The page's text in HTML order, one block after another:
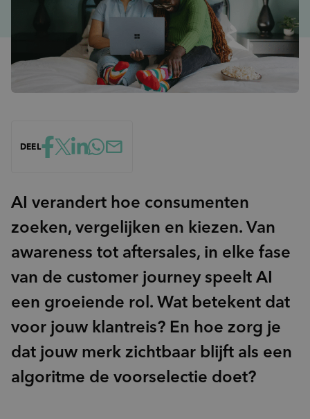
Product-ontwikkeling
Marktpotentie
sign_language Usage & Attitude
Doelgroepinzichten
psychology_alt Behoeften
record_voice_overOpinieonderzoek
Data & Insights kickstart
unknown_document Focussessie
What’s Next workshop
Masterclass
AI verandert hoe consumenten
zoeken, vergelijken en kiezen. Van
awareness tot aftersales, in elke fase
van de customer journey speelt AI
een groeiende rol. Wat betekent dat
voor jouw klantreis? En hoe zorg je
dat jouw merk zichtbaar blijft als een
algoritme de voorselectie doet?
DEEL